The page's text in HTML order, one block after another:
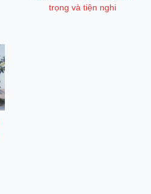
trọng và tiện nghi